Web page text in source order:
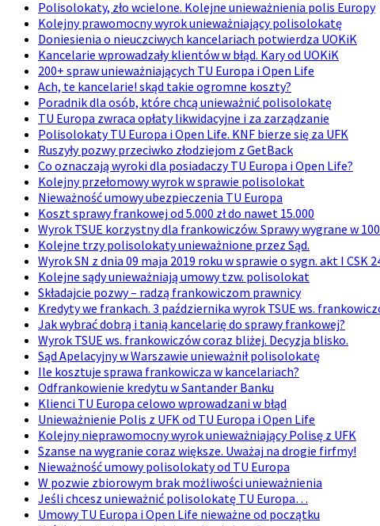
Polisolokaty, zło wcielone. Kolejne unieważnienia polis Europy
Kolejny prawomocny wyrok unieważniający polisolokatę
Doniesienia o nieuczciwych kancelariach potwierdza UOKiK
Kancelarie wprowadzały klientów w błąd. Kary od UOKiK
200+ spraw unieważniających TU Europa i Open Life
Ach, te kancelarie! skąd takie ogromne koszty?
Poradnik dla osób, które chcą unieważnić polisolokatę
TU Europa zwraca opłaty likwidacyjne i za zarządzanie
Polisolokaty TU Europa i Open Life. KNF bierze się za UFK
Ruszyły pozwy przeciwko złodziejom z GetBack
Co oznaczają wyroki dla posiadaczy TU Europa i Open Life?
Kolejny przełomowy wyrok w sprawie polisolokat
Nieważność umowy ubezpieczenia TU Europa
Koszt sprawy frankowej od 5.000 zł do nawet 15.000
Wyrok TSUE korzystny dla frankowiczów. Sprawy wygrane w
Kolejne trzy polisolokaty unieważnione przez Sąd.
Wyrok SN z dnia 09 maja 2019 roku w sprawie o sygn. akt I CSK
Kolejne sądy unieważniają umowy tzw. polisolokat
Składajcie pozwy – radzą frankowiczom prawnicy
Kredyty we frankach. 3 października wyrok TSUE ws.
Jak wybrać dobrą i tanią kancelarię do sprawy frankowej?
Wyrok TSUE ws. frankowiczów coraz bliżej. Decyzja blisko.
Sąd Apelacyjny w Warszawie unieważnił polisolokatę
Ile kosztuje sprawa frankowicza w kancelariach?
Odfrankowienie kredytu w Santander Banku
Klienci TU Europa celowo wprowadzani w błąd
Unieważnienie Polis z UFK od TU Europa i Open Life
Kolejny nieprawomocny wyrok unieważniający Polisę z UFK
Szanse na wygranie coraz większe. Uważaj na drogie firfmy!
Nieważność umowy polisolokaty od TU Europa
W pozwie zbiorowym brak możliwości unieważnienia
Jeśli chcesz unieważnić polisolokatę TU Europa…
Umowy TU Europa i Open Life nieważne od początku